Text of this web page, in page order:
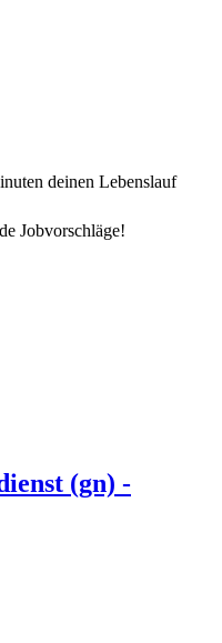
deinen Lebenslauf
Jobvorschläge!
(gn) -